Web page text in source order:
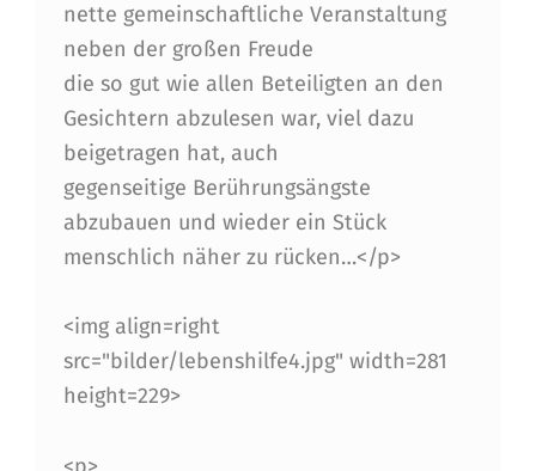
nette gemeinschaftliche Veranstaltung
neben der großen Freude
die so gut wie allen Beteiligten an den
Gesichtern abzulesen war, viel dazu
beigetragen hat, auch
gegenseitige Berührungsängste
abzubauen und wieder ein Stück
menschlich näher zu rücken…</p>
<img align=right
src="bilder/lebenshilfe4.jpg" width=281
height=229>
<p>